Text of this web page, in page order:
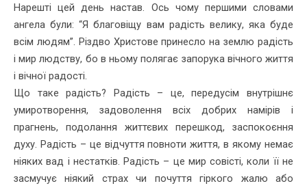
Нарешті цей день настав. Ось чому пер­шими словами
ангела були: “Я благовіщу вам радість велику, яка буде
всім людям”. Різдво Христове принесло на землю ра­дість
і мир людству, бо в ньому полягає запорука вічного життя
і вічної радості.
Що таке радість? Радість – це, перед­усім внутрішнє
умиротворення, задоволен­ня всіх добрих намірів і
прагнень, подолан­ня життєвих перешкод, заспокоєння
духу. Радість – це відчуття повноти життя, в якому немає
ніяких вад і нестатків. Ра­дість – це мир совісті, коли її не
засму­чує ніякий страх чи почуття гіркого жалю або